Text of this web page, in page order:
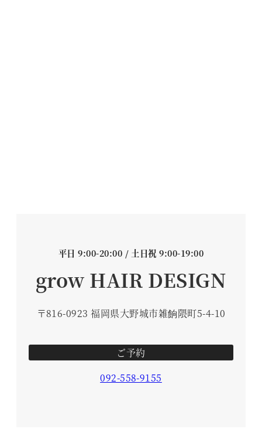
平日 9:00-20:00 / 土日祝 9:00-19:00
grow HAIR DESIGN
〒816-0923 福岡県大野城市雑餉隈町5-4-10
ご予約
092-558-9155